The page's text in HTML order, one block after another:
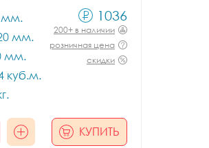
мм.
мм.
мм.
куб.м.
1036
200+ в наличии
розничная цена
скидки
КУПИТЬ